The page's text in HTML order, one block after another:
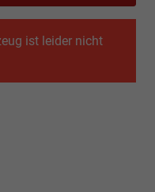
ist leider nicht